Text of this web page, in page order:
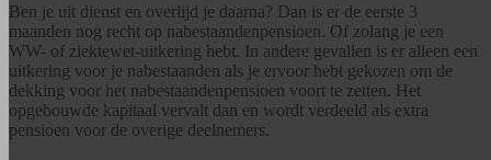
Ben je uit dienst en overlijd je daarna? Dan is er de eerste 3
maanden nog recht op nabestaandenpensioen. Of zolang je een
WW- of ziektewet-uitkering hebt. In andere gevallen is er alleen een
uitkering voor je nabestaanden als je ervoor hebt gekozen om de
dekking voor het nabestaandenpensioen voort te zetten. Het
opgebouwde kapitaal vervalt dan en wordt verdeeld als extra
pensioen voor de overige deelnemers.